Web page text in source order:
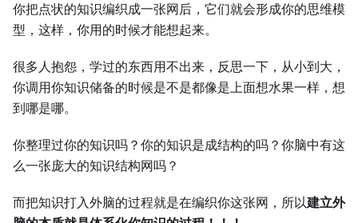
你把点状的知识编织成一张网后，它们就会形成你的思维模
型，这样，你用的时候才能想起来。
很多人抱怨，学过的东西用不出来，反思一下，从小到大，
你调用你知识储备的时候是不是都像是上面想水果一样，想
到哪是哪。
你整理过你的知识吗？你的知识是成结构的吗？你脑中有这
么一张庞大的知识结构网吗？
而把知识打入外脑的过程就是在编织你这张网，所以建立外